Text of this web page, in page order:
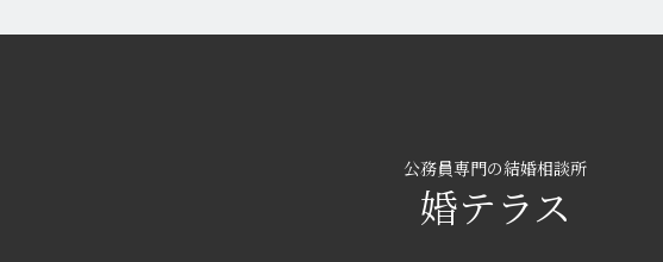
公務員専門の結婚相談所
婚テラス